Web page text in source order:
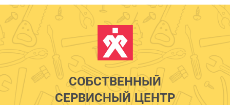
СОБСТВЕННЫЙ
СЕРВИСНЫЙ ЦЕНТР